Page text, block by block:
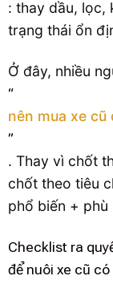
: thay dầu, lọc,
trạng thái ổn
Ở đây, nhiều
“
nên mua xe
”
. Thay vì chốt
chốt theo tiêu
phổ biến + phù
Checklist ra
để nuôi xe cũ